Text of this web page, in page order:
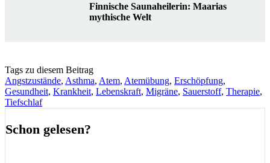
Finnische Saunaheilerin: Maarias
mythische Welt
Tags zu diesem Beitrag
Angstzustände, Asthma, Atem, Atemübung, Erschöpfung,
Gesundheit, Krankheit, Lebenskraft, Migräne, Sauerstoff, Therapie,
Tiefschlaf
Schon gelesen?